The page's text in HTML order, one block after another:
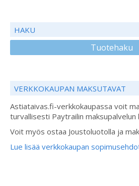
HAKU
Tuotehaku
VERKKOKAUPAN MAKSUTAVAT
Astiataivas.fi-verkkokaupassa voit
turvallisesti Paytrailin maksupalvelun
Voit myös ostaa Joustoluotolla ja
Lue lisää verkkokaupan